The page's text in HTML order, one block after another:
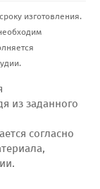
изготовления.
из заданного
согласно